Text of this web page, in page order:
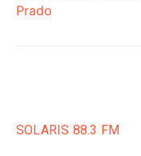
Prado
SOLARIS 88.3 FM